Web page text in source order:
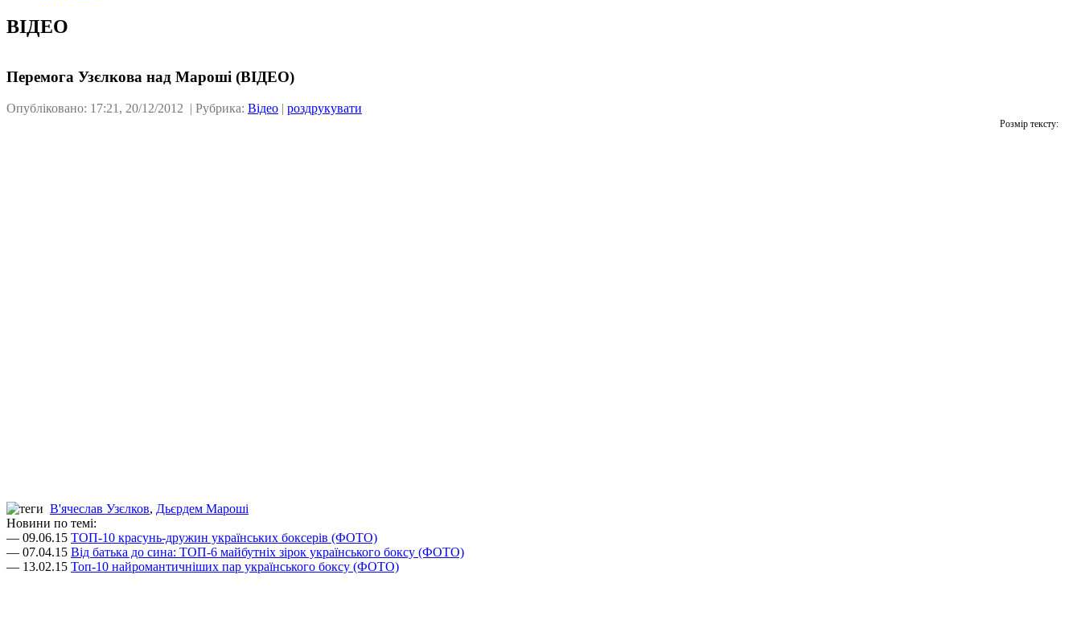
ВІДЕО
Перемога Узєлкова над Мароші (ВІДЕО)
Опубліковано: 17:21, 20/12/2012 | Рубрика: Відео | роздрукувати
Розмір тексту:
В'ячеслав Узєлков, Дьєрдем Мароші
Новини по темі:
— 09.06.15 ТОП-10 красунь-дружин українських боксерів (ФОТО)
— 07.04.15 Від батька до сина: ТОП-6 майбутніх зірок українського боксу (ФОТО)
— 13.02.15 Топ-10 найромантичніших пар українського боксу (ФОТО)